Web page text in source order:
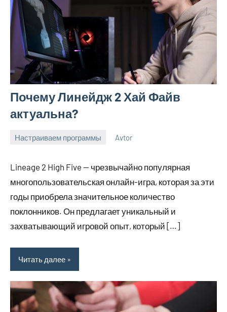
Почему Линейдж 2 Хай Файв
актуальна?
Настраиваем программы
2023
Avtor
Lineage 2 High Five — чрезвычайно популярная
многопользовательская онлайн-игра, которая за эти
годы приобрела значительное количество
поклонников. Он предлагает уникальный и
захватывающий игровой опыт, который […]
Читать далее